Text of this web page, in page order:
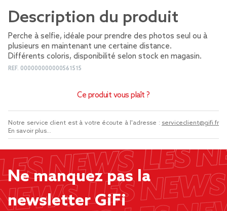
Description du produit
Perche à selfie, idéale pour prendre des photos seul ou à
plusieurs en maintenant une certaine distance.
Différents coloris, disponibilité selon stock en magasin.
REF. 000000000000561515
Ce produit vous plaît ?
Notre service client est à votre écoute à l'adresse : serviceclient@gifi.fr
En savoir plus...
Ne manquez pas la
newsletter GiFi